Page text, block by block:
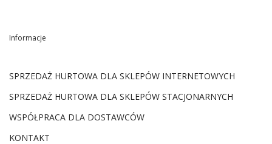
Informacje
SPRZEDAŻ HURTOWA DLA SKLEPÓW INTERNETOWYCH
SPRZEDAŻ HURTOWA DLA SKLEPÓW STACJONARNYCH
WSPÓŁPRACA DLA DOSTAWCÓW
KONTAKT